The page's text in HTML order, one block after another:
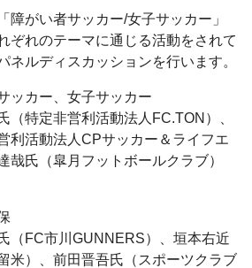
障がい者サッカー/女子サッカー」
ぞれのテーマに通じる活動をされて
ネルディスカッションを行います。
カー、女子サッカー
（特定非営利活動法人FC.TON）、
利活動法人CPサッカー＆ライフエ
哉氏（皐月フットボールクラブ）
（FC市川GUNNERS）、垣本右近
米）、前田晋吾氏（スポーツクラブ